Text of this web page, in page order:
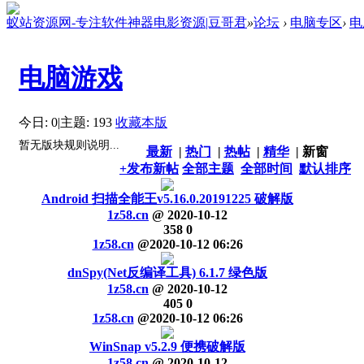
蚁站资源网-专注软件神器电影资源|豆哥君»论坛 › 电脑专区›
电脑游戏
今日: 0|主题: 193 收藏本版
暂无版块规则说明... 最新 | 热门 | 热帖 | 精华 | 新窗
+发布新帖 全部主题 全部时间 默认排序
Android 扫描全能王v5.16.0.20191225 破解版
1z58.cn @ 2020-10-12
358 0
1z58.cn @2020-10-12 06:26
dnSpy(Net反编译工具) 6.1.7 绿色版
1z58.cn @ 2020-10-12
405 0
1z58.cn @2020-10-12 06:26
WinSnap v5.2.9 便携破解版